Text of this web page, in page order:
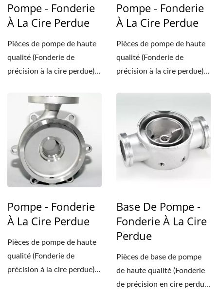
Pompe - Fonderie
À La Cire Perdue
Pièces de pompe de haute
qualité (Fonderie de
précision à la cire perdue)
Pompe - Fonderie
À La Cire Perdue
Pièces de pompe de haute
qualité (Fonderie de
précision à la cire perdue)
Pompe - Fonderie
À La Cire Perdue
Pièces de pompe de haute
qualité (Fonderie de
précision à la cire perdue)
Base De Pompe -
Fonderie À La Cire
Perdue
Pièces de base de pompe
de haute qualité (Fonderie
de précision en cire perdue)